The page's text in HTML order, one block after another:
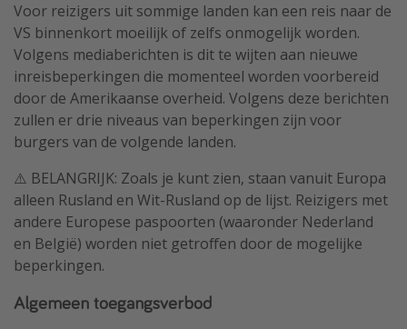
Single reizen
Zonvakanties
Rondreizen
Meer onderwerpen
Reisblog
Reiskalender
25 beste pretparken
Beste keukens ter wereld
Center Parcs
Voor reizigers uit sommige landen kan een reis naar de
VS binnenkort moeilijk of zelfs onmogelijk worden.
Volgens mediaberichten is dit te wijten aan nieuwe
inreisbeperkingen die momenteel worden voorbereid
door de Amerikaanse overheid. Volgens deze berichten
zullen er drie niveaus van beperkingen zijn voor
burgers van de volgende landen.
⚠️ BELANGRIJK: Zoals je kunt zien, staan vanuit Europa
alleen Rusland en Wit-Rusland op de lijst. Reizigers met
andere Europese paspoorten (waaronder Nederland
en België) worden niet getroffen door de mogelijke
beperkingen.
Algemeen toegangsverbod